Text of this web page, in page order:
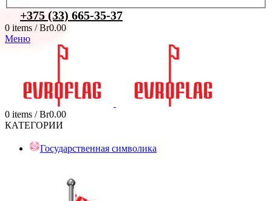
+375 (33) 665-35-37
0 items / Br0.00
Меню
0 items / Br0.00
КАТЕГОРИИ
Государственная символика